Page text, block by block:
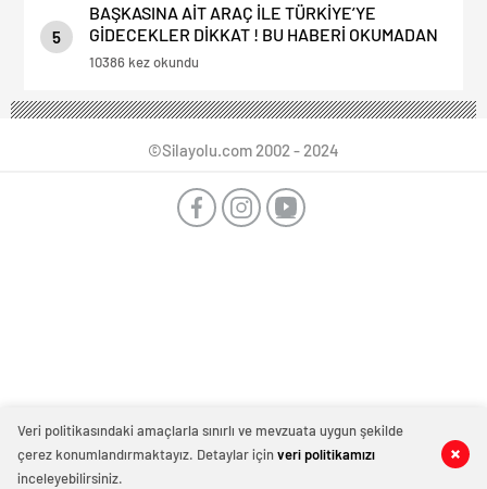
0 0
0 0
5
BAŞKASINA AİT ARAÇ İLE TÜRKİYE’YE
GİDECEKLER DİKKAT ! BU HABERİ OKUMADAN
YOLA ÇIKMAYIN.
10386 kez okundu
©Silayolu.com 2002 - 2024
Veri politikasındaki amaçlarla sınırlı ve mevzuata uygun şekilde
çerez konumlandırmaktayız. Detaylar içinveri politikamızı
inceleyebilirsiniz.